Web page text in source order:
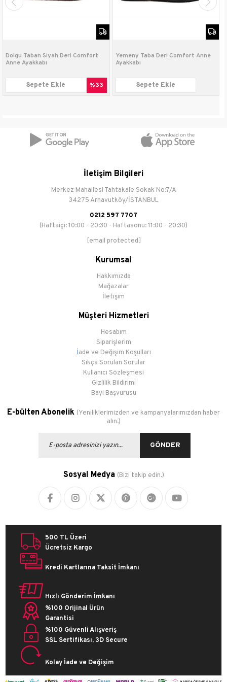
Bağlama Şekli
Dolgu Taban Siyah Deri Comfort
Anne Ayakkabı
Sepete Ekle %33
Yemeny Taba Deri Comfort Anne
Ayakkabı
Sepete Ekle
İletişim Bilgileri
Merkez Mahallesi Tahtakale Sokak No:7/A
34275 Arnavutköy/İSTANBUL
0212 597 7707
(Haftaiçi: 10:00 - 20:30 - Haftasonu: 11:00 - 20:30)
[email protected]
Kurumsal
Hakkımızda
Mağazalar
İletişim
Müşteri Hizmetleri
Hesabım
Siparişlerim
İade ve Değişim Koşulları
Sıkça Sorulan Sorular
Kullanıcı Sözleşmesi
Gizlilik Bildirimi
Bayi Başvurusu
E-bülten Abonelik (Yeniliklerimizden ve kampanyalarımızdan haber
alın.)
GÖNDER
Sosyal Medya (Bizi takip edin.)
500 TL Üzeri
Ücretsiz Kargo
Kredi Kartlarına Taksit İmkanı
Hızlı Gönderim İmkanı
%100 Orijinal Ürün
Garantisi
%100 Güvenli Alışveriş
SSL Sertifikası, 3D Secure
Kolay İade ve Değişim